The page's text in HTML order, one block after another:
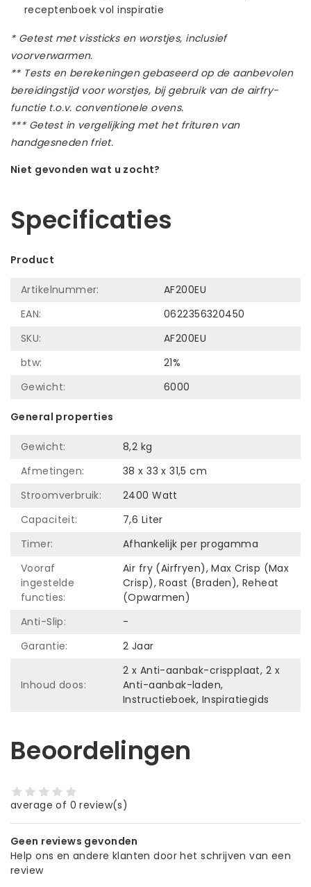
receptenboek vol inspiratie
* Getest met vissticks en worstjes, inclusief
voorverwarmen.
** Tests en berekeningen gebaseerd op de aanbevolen
bereidingstijd voor worstjes, bij gebruik van de airfry-
functie t.o.v. conventionele ovens.
*** Getest in vergelijking met het frituren van
handgesneden friet.
Niet gevonden wat u zocht?
Specificaties
Product
Artikelnummer:
AF200EU
EAN:
0622356320450
SKU:
AF200EU
btw:
21%
Gewicht:
6000
General properties
Gewicht:
8,2 kg
Afmetingen:
38 x 33 x 31,5 cm
Stroomverbruik:
2400 Watt
Capaciteit:
7,6 Liter
Timer:
Afhankelijk per progamma
Vooraf
ingestelde
functies:
Air fry (Airfryen), Max Crisp (Max
Crisp), Roast (Braden), Reheat
(Opwarmen)
Anti-Slip:
-
Garantie:
2 Jaar
Inhoud doos:
2 x Anti-aanbak-crispplaat, 2 x
Anti-aanbak-laden,
Instructieboek, Inspiratiegids
Beoordelingen
average of 0 review(s)
Geen reviews gevonden
Help ons en andere klanten door het schrijven van een
review